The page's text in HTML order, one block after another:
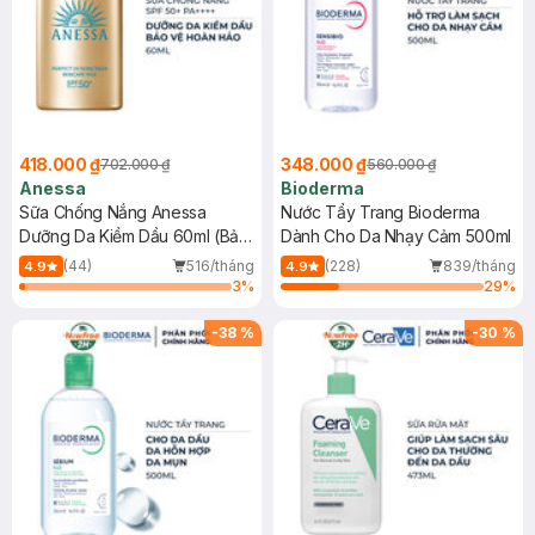
418.000 ₫702.000 ₫
Anessa
Sữa Chống Nắng Anessa
Dưỡng Da Kiềm Dầu 60ml (Bản
Mới)
4.9 (44)
516/tháng
3%
348.000 ₫560.000 ₫
Bioderma
Nước Tẩy Trang Bioderma
Dành Cho Da Nhạy Cảm 500ml
4.9 (228)
839/tháng
29%
-38 % -30 %